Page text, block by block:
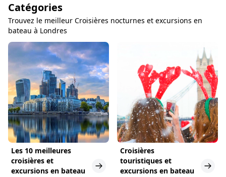
Catégories
Trouvez le meilleur Croisières nocturnes et excursions en
bateau à Londres
Les 10 meilleures
croisières et
excursions en bateau
Croisières
touristiques et
excursions en bateau